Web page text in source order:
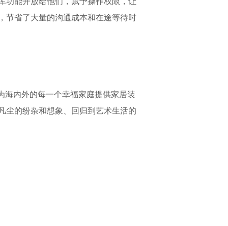
节省了大量的沟通成本和在途等待时
海内外的每一个幸福家庭提供家居装
尘的纷杂和想象、回归到艺术生活的